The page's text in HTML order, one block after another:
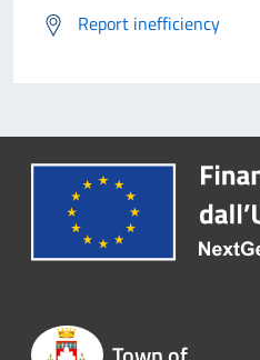
Report inefficiency